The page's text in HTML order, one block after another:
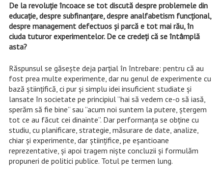
De la revoluție încoace se tot discută despre problemele din
educație, despre subfinanțare, despre analfabetism funcțional,
despre management defectuos și parcă e tot mai rău, în
ciuda tuturor experimentelor. De ce credeți că se întâmplă
asta?
Răspunsul se găsește deja parțial în întrebare: pentru că au
fost prea multe experimente, dar nu genul de experimente cu
bază științifică, ci pur și simplu idei insuficient studiate și
lansate în societate pe principiul ”hai să vedem ce-o să iasă,
sperăm să fie bine” sau ”acum noi suntem la putere, ștergem
tot ce au făcut cei dinainte”. Dar performanța se obține cu
studiu, cu planificare, strategie, măsurare de date, analize,
chiar și experimente, dar științifice, pe eșantioane
reprezentative, și apoi tragem niște concluzii și formulăm
propuneri de politici publice. Totul pe termen lung.